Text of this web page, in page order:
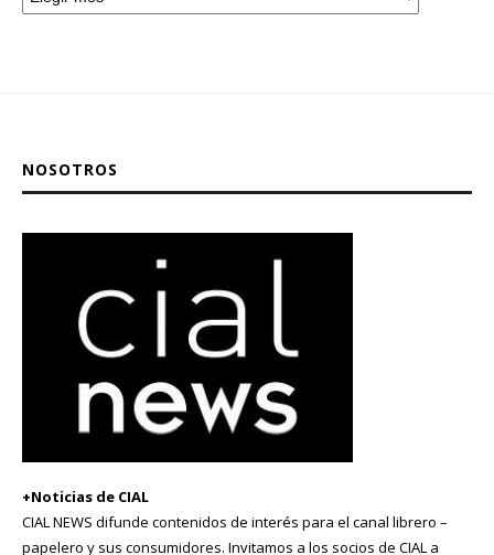
NOSOTROS
+Noticias de CIAL
CIAL NEWS difunde contenidos de interés para el canal librero –
papelero y sus consumidores. Invitamos a los socios de CIAL a